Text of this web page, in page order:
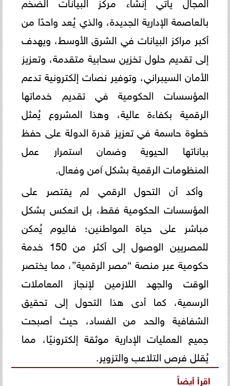
بالعاصمة الإدارية الجديدة، والذي يُعد واحدًا من
أكبر مراكز البيانات في الشرق الأوسط، ويهدف
إلى تقديم حلول تخزين سحابية متقدمة، وتعزيز
الأمان السيبراني، وتوفير نصات إلكترونية تدعم
المؤسسات الحكومية في تقديم خدماتها
الرقمية بكفاءة عالية، وهذا المشروع يُمثل
خطوة حاسمة في تعزيز قدرة الدولة على حفظ
بياناتها الحيوية وضمان استمرار عمل
المنظومات الرقمية بشكل آمن وفعال.
وأكد أن التحول الرقمي لم يقتصر على
المؤسسات الحكومية فقط، بل انعكس بشكل
مباشر على حياة المواطنين؛ فاليوم يُمكن
للمصريين الوصول إلى أكثر من 150 خدمة
حكومية عبر منصة “مصر الرقمية”، مما يختصر
الوقت والجهد اللازمين لإنجاز المعاملات
الرسمية، كما أدى هذا التحول إلى تحقيق
الشفافية والحد من الفساد، حيث أصبحت
جميع العمليات الإدارية موثقة إلكترونيًا، مما
يُقلل فرص التلاعب والتزوير.
اقرأ أيضاً